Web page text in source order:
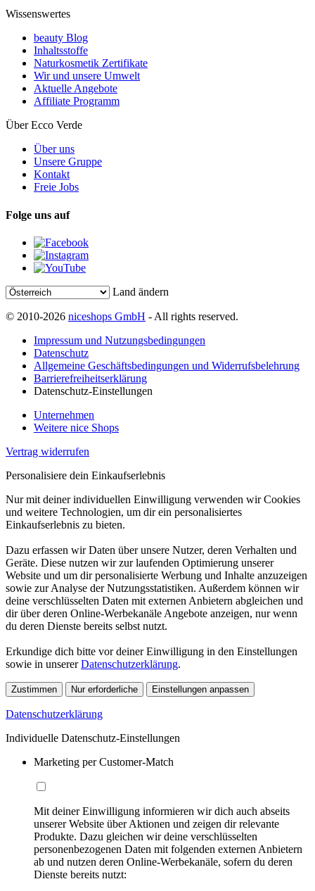
Wissenswertes
beauty Blog
Inhaltsstoffe
Naturkosmetik Zertifikate
Wir und unsere Umwelt
Aktuelle Angebote
Affiliate Programm
Über Ecco Verde
Über uns
Unsere Gruppe
Kontakt
Freie Jobs
Folge uns auf
Land ändern
© 2010-2026 niceshops GmbH - All rights reserved.
Impressum und Nutzungsbedingungen
Datenschutz
Allgemeine Geschäftsbedingungen und Widerrufsbelehrung
Barrierefreiheitserklärung
Datenschutz-Einstellungen
Unternehmen
Weitere nice Shops
Vertrag widerrufen
Personalisiere dein Einkaufserlebnis
Nur mit deiner individuellen Einwilligung verwenden wir Cookies
und weitere Technologien, um dir ein personalisiertes
Einkaufserlebnis zu bieten.
Dazu erfassen wir Daten über unsere Nutzer, deren Verhalten und
Geräte. Diese nutzen wir zur laufenden Optimierung unserer
Website und um dir personalisierte Werbung und Inhalte anzuzeigen
sowie zur Analyse der Nutzungsstatistiken. Außerdem können wir
deine verschlüsselten Daten mit externen Anbietern abgleichen und
dir über deren Online-Werbekanäle Angebote anzeigen, nur wenn
du deren Dienste bereits selbst nutzt.
Erkundige dich bitte vor deiner Einwilligung in den Einstellungen
sowie in unsererDatenschutzerklärung.
Zustimmen Nur erforderliche Einstellungen anpassen
Datenschutzerklärung
Individuelle Datenschutz-Einstellungen
Marketing per Customer-Match
Mit deiner Einwilligung informieren wir dich auch abseits
unserer Website über Aktionen und zeigen dir relevante
Produkte. Dazu gleichen wir deine verschlüsselten
personenbezogenen Daten mit folgenden externen Anbietern
ab und nutzen deren Online-Werbekanäle, sofern du deren
Dienste bereits nutzt: